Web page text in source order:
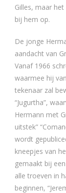
Gilles, maar
bij hem op.
De jonge
aandacht van
Vanaf 1966
waarmee hij
tekenaar zal
“Jugurtha”,
Hermann met
uitstek”
wordt
kneepjes van
gemaakt bij
alle troeven in
beginnen,